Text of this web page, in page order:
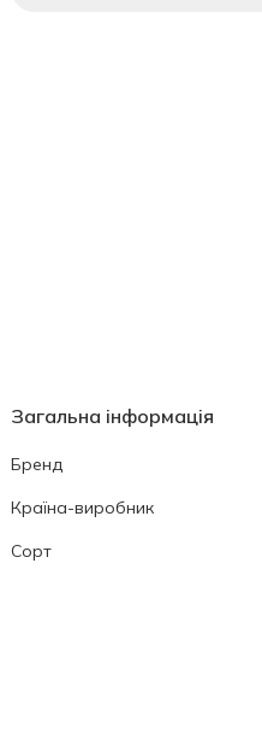
Загальна інформація
Бренд
Країна-виробник
Сорт